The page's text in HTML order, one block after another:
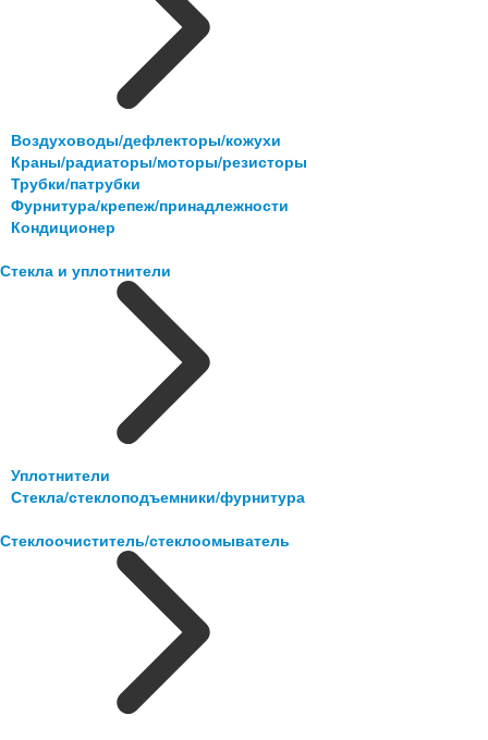
Воздуховоды/дефлекторы/кожухи
Краны/радиаторы/моторы/резисторы
Трубки/патрубки
Фурнитура/крепеж/принадлежности
Кондиционер
Стекла и уплотнители
Уплотнители
Стекла/стеклоподъемники/фурнитура
Стеклоочиститель/стеклоомыватель